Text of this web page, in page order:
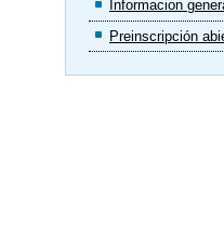
Informacion
Preinscripción